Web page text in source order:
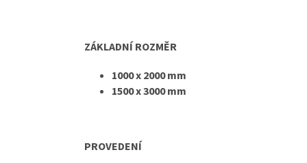
ZÁKLADNÍ ROZMĚR
1000 x 2000 mm
1500 x 3000 mm
PROVEDENÍ